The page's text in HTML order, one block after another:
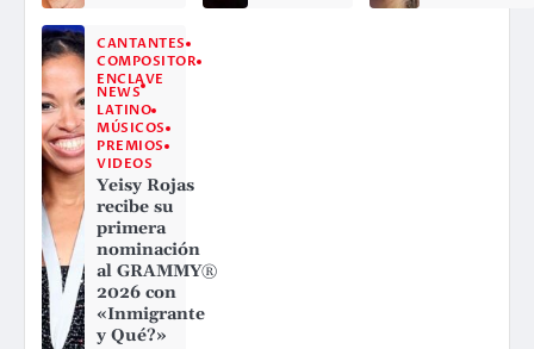
CANTANTES
COMPOSITOR
ENCLAVE
NEWS
LATINO
MÚSICOS
PREMIOS
VIDEOS
Yeisy Rojas
recibe su
primera
nominación
al GRAMMY®
2026 con
«Inmigrante
y Qué?»